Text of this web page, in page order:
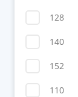
128
140
152
110